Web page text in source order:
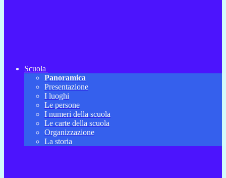
Scuola
Panoramica
Presentazione
I luoghi
Le persone
I numeri della scuola
Le carte della scuola
Organizzazione
La storia